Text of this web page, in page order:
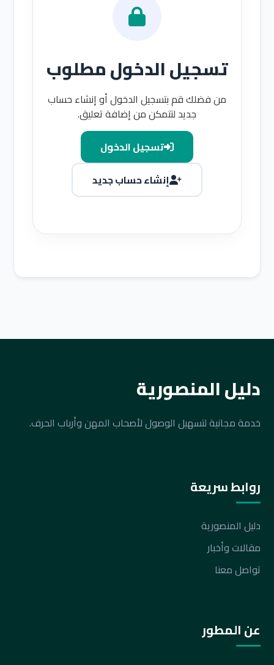
تسجيل الدخول مطلوب
من فضلك قم بتسجيل الدخول أو إنشاء حساب
جديد لتتمكن من إضافة تعليق.
تسجيل الدخول
إنشاء حساب جديد
دليل المنصورية
خدمة مجانية لتسهيل الوصول لأصحاب المهن وأرباب الحرف.
روابط سريعة
دليل المنصورية
مقالات وأخبار
تواصل معنا
عن المطور